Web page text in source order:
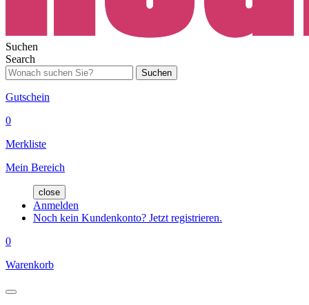
Suchen
Search
Suchen
Gutschein
0
Merkliste
Mein Bereich
close
Anmelden
Noch kein Kundenkonto? Jetzt registrieren.
0
Warenkorb